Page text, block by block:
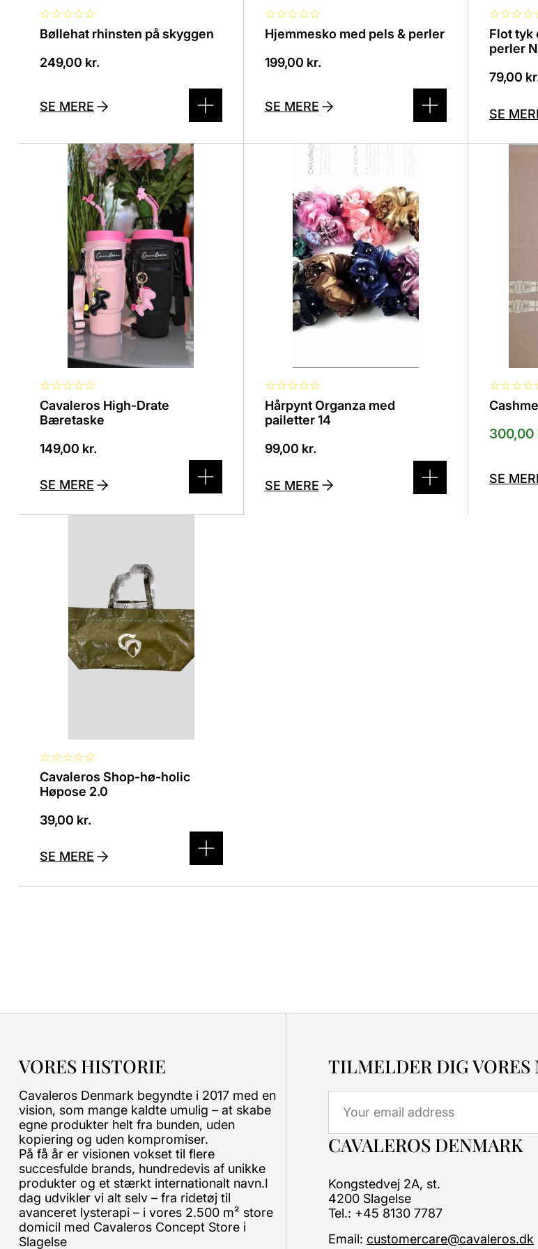
☆☆☆☆☆
Bøllehat rhinsten på skyggen
249,00 kr.
SE MERE
☆☆☆☆☆
Hjemmesko med pels & perler
199,00 kr.
SE MERE
☆☆☆☆
Flot tyk
perler
79,00
SE
☆☆☆☆☆
Cavaleros High-Drate
Bæretaske
149,00 kr.
Dette
varianter.
Mulighederne
vælges
varesiden
SE MERE
☆☆☆☆☆
Hårpynt Organza med
pailetter 14
99,00 kr.
varianter.
Mulighederne
vælges
varesiden
SE MERE
☆☆☆☆
300,00
Dette
SE
☆☆☆☆☆
Cavaleros Shop-hø-holic
Høpose 2.0
39,00 kr.
Mulighederne
vælges
varesiden
SE MERE
VORES HISTORIE
Cavaleros Denmark begyndte i 2017 med en
vision, som mange kaldte umulig – at skabe
egne produkter helt fra bunden, uden
kopiering og uden kompromiser.
På få år er visionen vokset til flere
succesfulde brands, hundredevis af unikke
produkter og et stærkt internationalt navn.I
dag udvikler vi alt selv – fra ridetøj til
avanceret lysterapi – i vores 2.500 m² store
domicil med Cavaleros Concept Store i
Slagelse
TILMELDER DIG VORES
CAVALEROS DENMARK
Kongstedvej 2A, st.
4200 Slagelse
Tel.: +45 8130 7787
Email: customercare@cavaleros.dk